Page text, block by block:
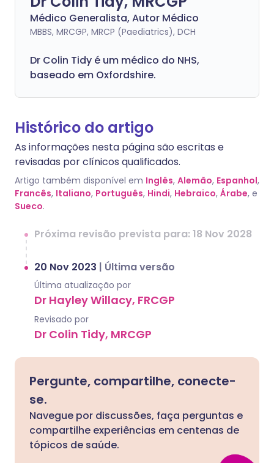
Médico Generalista, Autor Médico
MBBS, MRCGP, MRCP (Paediatrics), DCH
Dr Colin Tidy é um médico do NHS,
baseado em Oxfordshire.
Histórico do artigo
As informações nesta página são escritas e
revisadas por clínicos qualificados.
Artigo também disponível em Inglês, Alemão, Espanhol,
Francês, Italiano, Português, Hindi, Hebraico, Árabe, e
Sueco.
Próxima revisão prevista para: 18 Nov 2028
20 Nov 2023 | Última versão
Última atualização por
Dr Hayley Willacy, FRCGP
Revisado por
Dr Colin Tidy, MRCGP
Pergunte, compartilhe, conecte-
se.
Navegue por discussões, faça perguntas e
compartilhe experiências em centenas de
tópicos de saúde.